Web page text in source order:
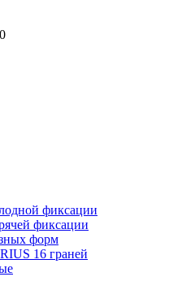
фиксации
фиксации
форм
16 граней